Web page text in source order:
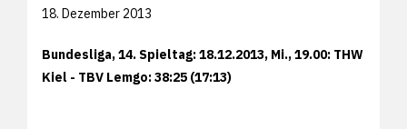
18. Dezember 2013
Bundesliga, 14. Spieltag: 18.12.2013, Mi., 19.00: THW
Kiel - TBV Lemgo: 38:25 (17:13)